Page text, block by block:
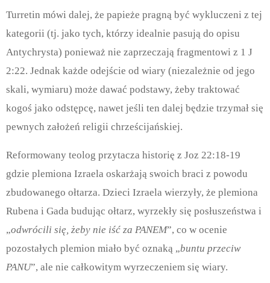
Turretin mówi dalej, że papieże pragną być wykluczeni z tej
kategorii (tj. jako tych, którzy idealnie pasują do opisu
Antychrysta) ponieważ nie zaprzeczają fragmentowi z 1 J
2:22. Jednak każde odejście od wiary (niezależnie od jego
skali, wymiaru) może dawać podstawy, żeby traktować
kogoś jako odstępcę, nawet jeśli ten dalej będzie trzymał się
pewnych założeń religii chrześcijańskiej.
Reformowany teolog przytacza historię z Joz 22:18-19
gdzie plemiona Izraela oskarżają swoich braci z powodu
zbudowanego ołtarza. Dzieci Izraela wierzyły, że plemiona
Rubena i Gada budując ołtarz, wyrzekły się posłuszeństwa i
„odwrócili się, żeby nie iść za PANEM”, co w ocenie
pozostałych plemion miało być oznaką „buntu przeciw
PANU”, ale nie całkowitym wyrzeczeniem się wiary.